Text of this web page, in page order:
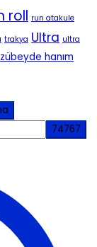
roll run atakule
trakya Ultra ultra
zübeyde hanım